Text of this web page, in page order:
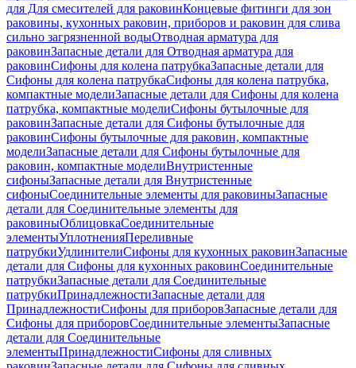
для Для смесителей для раковинКонцевые фитинги для зон
раковины, кухонных раковин, приборов и раковин для слива
сильно загрязненной водыОтводная арматура для
раковинЗапасные детали для Отводная арматура для
раковинСифоны для колена патрубкаЗапасные детали для
Сифоны для колена патрубкаСифоны для колена патрубка,
компактные моделиЗапасные детали для Сифоны для колена
патрубка, компактные моделиСифоны бутылочные для
раковинЗапасные детали для Сифоны бутылочные для
раковинСифоны бутылочные для раковин, компактные
моделиЗапасные детали для Сифоны бутылочные для
раковин, компактные моделиВнутристенные
сифоныЗапасные детали для Внутристенные
сифоныСоединительные элементы для раковиныЗапасные
детали для Соединительные элементы для
раковиныОблицовкаСоединительные
элементыУплотненияПереливные
патрубкиУдлинителиСифоны для кухонных раковинЗапасные
детали для Сифоны для кухонных раковинСоединительные
патрубкиЗапасные детали для Соединительные
патрубкиПринадлежностиЗапасные детали для
ПринадлежностиСифоны для приборовЗапасные детали для
Сифоны для приборовСоединительные элементыЗапасные
детали для Соединительные
элементыПринадлежностиСифоны для сливных